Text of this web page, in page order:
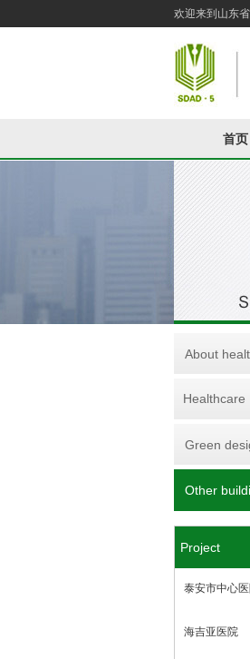
欢迎来到山东
首页
About
Healthcare
Green
Other
Project
泰安市中心
海吉亚医院